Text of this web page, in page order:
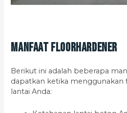
Manfaat Floorhardener
Berikut ini adalah beberapa
dapatkan ketika
lantai Anda: